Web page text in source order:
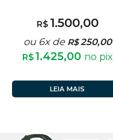
R$ 1.500,00
ou 6x de R$250,00
R$1.425,00 no pix
LEIA MAIS